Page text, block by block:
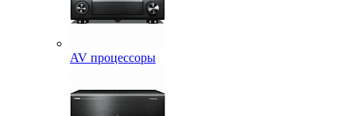
AV процессоры